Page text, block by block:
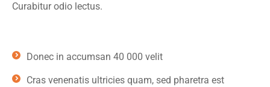
Curabitur odio lectus.
Donec in accumsan 40 000 velit
Cras venenatis ultricies quam, sed pharetra est